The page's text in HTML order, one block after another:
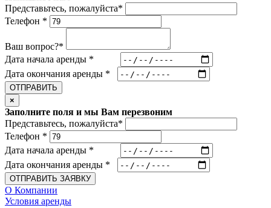
Представьтесь, пожалуйста*
Телефон *
Ваш вопрос?*
Дата начала аренды *
Дата окончания аренды *
ОТПРАВИТЬ
×
Заполните поля и мы Вам перезвоним
Представьтесь, пожалуйста*
Телефон *
Дата начала аренды *
Дата окончания аренды *
ОТПРАВИТЬ ЗАЯВКУ
О Компании
Условия аренды